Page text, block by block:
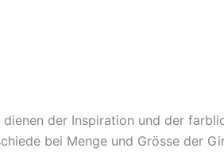
der Inspiration und der
bei Menge und Grösse der